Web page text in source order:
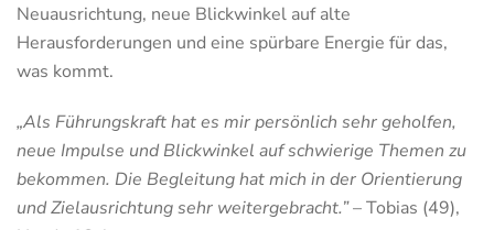
Neuausrichtung, neue Blickwinkel auf alte
Herausforderungen und eine spürbare Energie für das,
was kommt.
„Als Führungskraft hat es mir persönlich sehr geholfen,
neue Impulse und Blickwinkel auf schwierige Themen zu
bekommen. Die Begleitung hat mich in der Orientierung
und Zielausrichtung sehr weitergebracht.”– Tobias (49),